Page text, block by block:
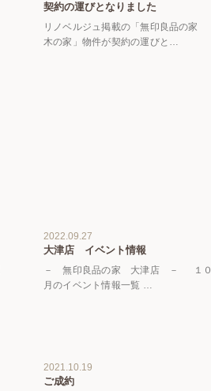
契約の運びとなりました
リノベルジュ掲載の「無印良品の家
木の家」物件が契約の運びと…
2022.09.27
大津店 イベント情報
－ 無印良品の家 大津店 － １０
月のイベント情報一覧 …
2021.10.19
ご成約